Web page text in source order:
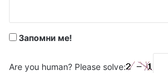
Запомни ме!
Are you human? Please solve: